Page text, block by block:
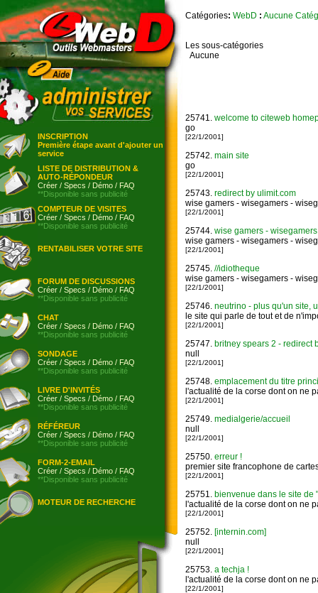
INSCRIPTION
Première étape avant d'ajouter un
service
LISTE DE DISTRIBUTION &
AUTO-RÉPONDEUR
Créer / Specs / Démo / FAQ
**Disponible sans publicité
COMPTEUR DE VISITES
Créer / Specs / Démo / FAQ
**Disponible sans publicité
RENTABILISER VOTRE SITE
FORUM DE DISCUSSIONS
Créer / Specs / Démo / FAQ
**Disponible sans publicité
CHAT
Créer / Specs / Démo / FAQ
**Disponible sans publicité
SONDAGE
Créer / Specs / Démo / FAQ
**Disponible sans publicité
LIVRE D'INVITÉS
Créer / Specs / Démo / FAQ
**Disponible sans publicité
RÉFÉREUR
Créer / Specs / Démo / FAQ
**Disponible sans publicité
FORM-2-EMAIL
Créer / Specs / Démo / FAQ
**Disponible sans publicité
MOTEUR DE RECHERCHE
Catégories: WebD : Aucune
Les sous-catégories
Aucune
25741. welcome to citeweb
go
[22/1/2001]
25742. main site
go
[22/1/2001]
25743. redirect by ulimit.com
wise gamers - wisegamers -
[22/1/2001]
25744. wise gamers -
wise gamers - wisegamers -
[22/1/2001]
25745. //idiotheque
wise gamers - wisegamers -
[22/1/2001]
25746. neutrino - plus qu'un site,
le site qui parle de tout et de
[22/1/2001]
25747. britney spears 2 - redirect
null
[22/1/2001]
25748. emplacement du titre
l'actualité de la corse dont on ne
[22/1/2001]
25749. medialgerie/accueil
null
[22/1/2001]
25750. erreur !
premier site francophone de
[22/1/2001]
25751. bienvenue dans le site de
l'actualité de la corse dont on ne
[22/1/2001]
25752. [internin.com]
null
[22/1/2001]
25753. a techja !
l'actualité de la corse dont on ne
[22/1/2001]